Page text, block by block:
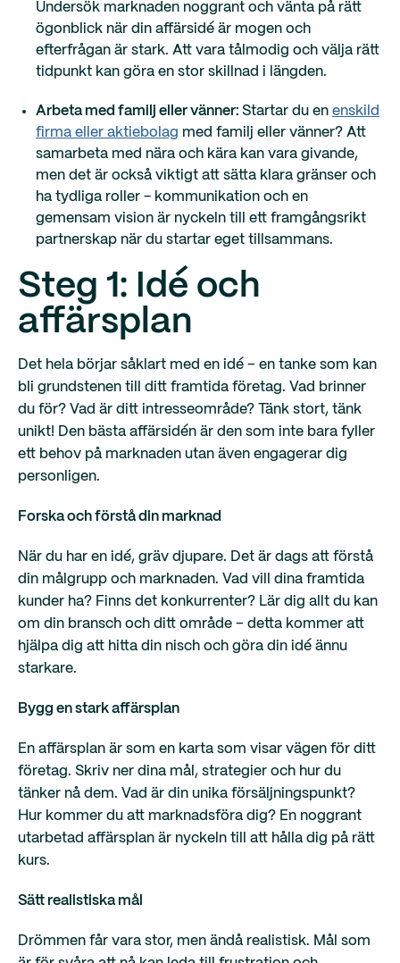
Undersök marknaden noggrant och vänta på rätt
ögonblick när din affärsidé är mogen och
efterfrågan är stark. Att vara tålmodig och välja rätt
tidpunkt kan göra en stor skillnad i längden.
Arbeta med familj eller vänner: Startar du en enskild
firma eller aktiebolag med familj eller vänner? Att
samarbeta med nära och kära kan vara givande,
men det är också viktigt att sätta klara gränser och
ha tydliga roller - kommunikation och en
gemensam vision är nyckeln till ett framgångsrikt
partnerskap när du startar eget tillsammans.
Steg 1: Idé och
affärsplan
Det hela börjar såklart med en idé – en tanke som kan
bli grundstenen till ditt framtida företag. Vad brinner
du för? Vad är ditt intresseområde? Tänk stort, tänk
unikt! Den bästa affärsidén är den som inte bara fyller
ett behov på marknaden utan även engagerar dig
personligen.
Forska och förstå din marknad
När du har en idé, gräv djupare. Det är dags att förstå
din målgrupp och marknaden. Vad vill dina framtida
kunder ha? Finns det konkurrenter? Lär dig allt du kan
om din bransch och ditt område – detta kommer att
hjälpa dig att hitta din nisch och göra din idé ännu
starkare.
Bygg en stark affärsplan
En affärsplan är som en karta som visar vägen för ditt
företag. Skriv ner dina mål, strategier och hur du
tänker nå dem. Vad är din unika försäljningspunkt?
Hur kommer du att marknadsföra dig? En noggrant
utarbetad affärsplan är nyckeln till att hålla dig på rätt
kurs.
Sätt realistiska mål
Drömmen får vara stor, men ändå realistisk. Mål som